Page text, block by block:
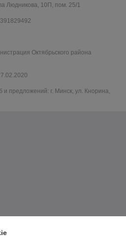
Людникова, 10П, пом. 25/1
Октябрьского района
и предложений: г. Минск, ул. Кнорина,